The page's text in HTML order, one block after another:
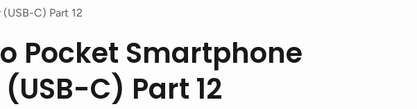
C) Part 12
Pocket Smartphone
C) Part 12